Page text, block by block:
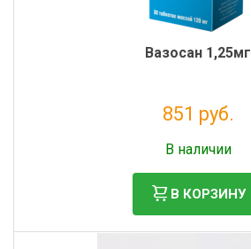
Вазосан 1,25мг
851 руб.
В наличии
В КОРЗИНУ